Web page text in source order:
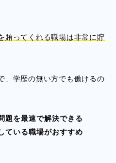
賄ってくれる職場は非常に貯
、学歴の無い方でも働けるの
題を最速で解決できる
ている職場がおすすめ